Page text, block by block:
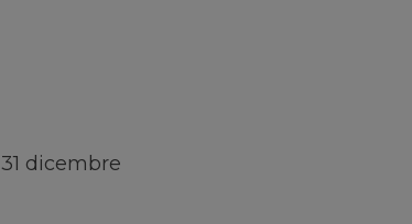
dicembre